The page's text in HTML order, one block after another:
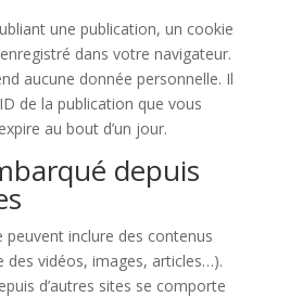
une publication, un cookie
dans votre navigateur.
aucune donnée personnelle. Il
de la publication que vous
au bout d’un jour.
depuis
peuvent inclure des contenus
des vidéos, images, articles…).
d’autres sites se comporte